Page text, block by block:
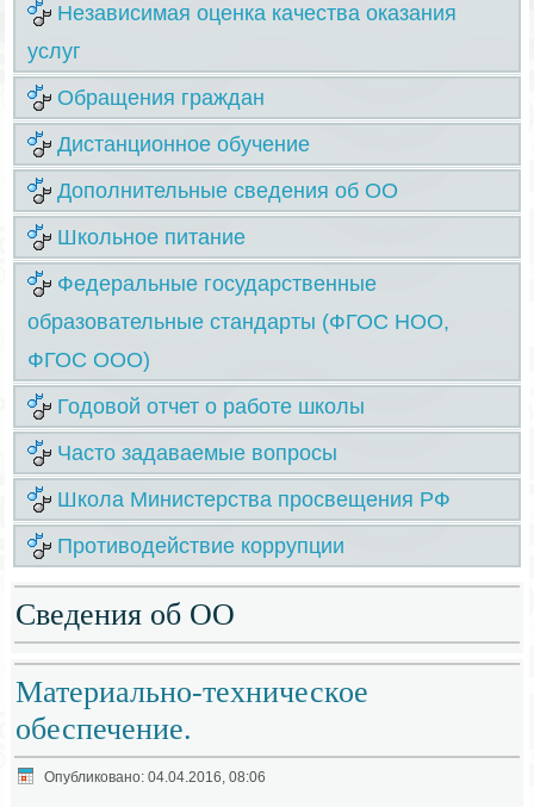
Независимая оценка качества оказания
услуг
Обращения граждан
Дистанционное обучение
Дополнительные сведения об ОО
Школьное питание
Федеральные государственные
образовательные стандарты (ФГОС НОО,
ФГОС ООО)
Годовой отчет о работе школы
Часто задаваемые вопросы
Школа Министерства просвещения РФ
Противодействие коррупции
Сведения об ОО
Материально-техническое
обеспечение.
Опубликовано: 04.04.2016, 08:06